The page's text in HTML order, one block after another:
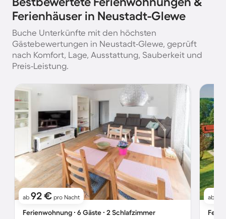
Ferienhäuser in Neustadt-Glewe
Buche Unterkünfte mit den höchsten
Gästebewertungen in Neustadt-Glewe, geprüft
nach Komfort, Lage, Ausstattung, Sauberkeit und
Preis-Leistung.
ab 92 € pro Nacht
Ferienwohnung ∙ 6 Gäste ∙ 2 Schlafzimmer
ab